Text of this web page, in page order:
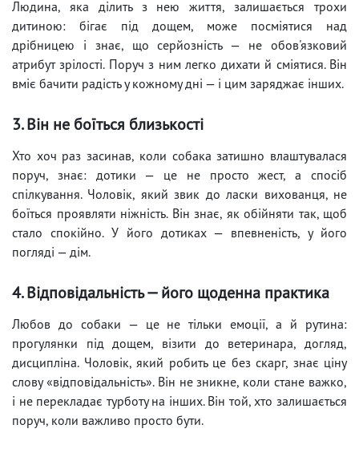
Людина, яка ділить з нею життя, залишається трохи
дитиною: бігає під дощем, може посміятися над
дрібницею і знає, що серйозність — не обов'язковий
атрибут зрілості. Поруч з ним легко дихати й сміятися. Він
вміє бачити радість у кожному дні — і цим заряджає інших.
3. Він не боїться близькості
Хто хоч раз засинав, коли собака затишно влаштувалася
поруч, знає: дотики — це не просто жест, а спосіб
спілкування. Чоловік, який звик до ласки вихованця, не
боїться проявляти ніжність. Він знає, як обійняти так, щоб
стало спокійно. У його дотиках — впевненість, у його
погляді — дім.
4. Відповідальність — його щоденна практика
Любов до собаки — це не тільки емоції, а й рутина:
прогулянки під дощем, візити до ветеринара, догляд,
дисципліна. Чоловік, який робить це без скарг, знає ціну
слову «відповідальність». Він не зникне, коли стане важко,
і не перекладає турботу на інших. Він той, хто залишається
поруч, коли важливо просто бути.